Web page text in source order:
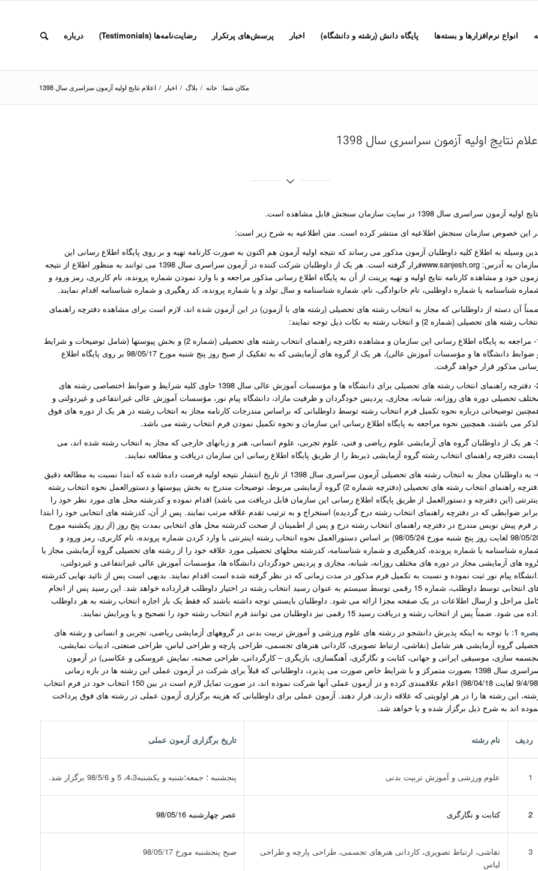
انواع نرم‌افزارها و بسته‌ها پایگاه دانش (رشته و دانشگاه) اخبار پرسش‌های پرتکرار رضایت‌نامه‌ها (Testimonials) درباره
مکان شما: خانه / بلاگ / اخبار / اعلام نتایج اولیه آزمون سراسری سال 1398
نتایج اولیه آزمون سراسری سال 1398
اولیه آزمون سراسری سال 1398 در سایت سازمان سنجش قابل مشاهده است.
این خصوص سازمان سنجش اطلاعیه ای منتشر کرده است. متن اطلاعیه به شرح زیر است:
وسیله به اطلاع کلیه داوطلبان آزمون مذکور می رساند که نتیجه اولیه آزمون هم اکنون به صورت کارنامه تهیه و بر روی پایگاه اطلاع رسانی این
به آدرس: www.sanjesh.org
قرار گرفته است. هر یک از داوطلبان شرکت کننده در آزمون سراسری سال 1398 می توانند به منظور اطلاع از نتیجه
خود و مشاهده کارنامه نتایج اولیه و تهیه پرینت از آن به پایگاه اطلاع رسانی مذکور مراجعه و با وارد نمودن شماره پرونده، نام کاربری، رمز ورود و
شناسنامه یا شماره داوطلبی، نام خانوادگی، نام، شماره شناسنامه و سال تولد و یا شماره پرونده، کد رهگیری و شماره شناسنامه اقدام نمایند.
آن دسته از داوطلبانی که مجاز به انتخاب رشته های تحصیلی (رشته های با آزمون) در این آزمون شده اند، لازم است برای مشاهده دفترچه راهنمای
رشته های تحصیلی (شماره 2) و انتخاب رشته به نکات ذیل توجه نمایند:
1- مراجعه به پایگاه اطلاع رسانی این سازمان و مشاهده دفترچه راهنمای انتخاب رشته های تحصیلی (شماره 2) و بخش پیوستها (شامل توضیحات و شرایط
و ضوابط دانشگاه ها و مؤسسات آموزش عالی)، هر یک از گروه های آزمایشی که به تفکیک از صبح روز پنج شنبه مورخ 98/05/17 بر روی پایگاه اطلاع
مذکور قرار خواهد گرفت.
2- دفترچه راهنمای انتخاب رشته های تحصیلی برای دانشگاه ها و مؤسسات آموزش عالی سال 1398 حاوی کلیه شرایط و ضوابط اختصاصی رشته های
تحصیلی دوره های روزانه، شبانه، مجازی، پردیس خودگردان و ظرفیت مازاد، دانشگاه پیام نور، مؤسسات آموزش عالی غیرانتفاعی و غیردولتی و
توضیحاتی درباره نحوه تکمیل فرم انتخاب رشته توسط داوطلبانی که براساس مندرجات کارنامه مجاز به انتخاب رشته در هر یک از دوره های فوق
می باشند، همچنین نحوه مراجعه به پایگاه اطلاع رسانی این سازمان و نحوه تکمیل نمودن فرم انتخاب رشته می باشد.
3- هر یک از داوطلبان گروه های آزمایشی علوم ریاضی و فنی، علوم تجربی، علوم انسانی، هنر و زبانهای خارجی که مجاز به انتخاب رشته شده اند، می
دفترچه راهنمای انتخاب رشته گروه آزمایشی ذیربط را از طریق پایگاه اطلاع رسانی این سازمان دریافت و مطالعه نمایند.
4- به داوطلبان مجاز به انتخاب رشته های تحصیلی آزمون سراسری سال 1398 از تاریخ انتشار نتیجه اولیه فرصت داده شده که ابتدا نسبت به مطالعه دقیق
دفترچه راهنمای انتخاب رشته های تحصیلی (دفترچه شماره 2) گروه آزمایشی مربوط، توضیحات مندرج به بخش پیوستها و دستورالعمل نحوه انتخاب رشته
(این دفترچه و دستورالعمل از طریق پایگاه اطلاع رسانی این سازمان قابل دریافت می باشد) اقدام نموده و کدرشته محل های مورد نظر خود را
ضوابطی که در دفترچه راهنمای انتخاب رشته درج گردیده) استخراج و به ترتیب تقدم علاقه مرتب نمایند. پس از آن، کدرشته های انتخابی خود را ابتدا
فرم پیش نویس مندرج در دفترچه راهنمای انتخاب رشته درج و پس از اطمینان از صحت کدرشته محل های انتخابی بمدت پنج روز (از روز یکشنبه مورخ
98/05/20 لغایت روز پنج شنبه مورخ 98/05/24) بر اساس دستورالعمل نحوه انتخاب رشته اینترنتی با وارد کردن شماره پرونده، نام کاربری، رمز ورود و
شناسنامه یا شماره پرونده، کدرهگیری و شماره شناسنامه، کدرشته محلهای تحصیلی مورد علاقه خود را از رشته های تحصیلی گروه آزمایشی مجاز یا
های آزمایشی مجاز در دوره های مختلف روزانه، شبانه، مجازی و پردیس خودگردان دانشگاه ها، مؤسسات آموزش عالی غیرانتفاعی و غیردولتی،
پیام نور ثبت نموده و نسبت به تکمیل فرم مذکور در مدت زمانی که در نظر گرفته شده است اقدام نمایند. بدیهی است پس از تائید نهایی کدرشته
های انتخابی توسط داوطلب، شماره 15 رقمی توسط سیستم به عنوان رسید انتخاب رشته در اختیار داوطلب قرارداده خواهد شد. این رسید پس از انجام
مراحل و ارسال اطلاعات در یک صفحه مجزا ارائه می شود. داوطلبان بایستی توجه داشته باشند که فقط یک بار اجازه انتخاب رشته به هر داوطلب
می شود. ضمناً پس از انتخاب رشته و دریافت رسید 15 رقمی نیز داوطلبان می توانند فرم انتخاب رشته خود را تصحیح و یا ویرایش نمایند.
1:
با توجه به اینکه پذیرش دانشجو در رشته های علوم ورزشی و آموزش تربیت بدنی در گروههای آزمایشی ریاضی، تجربی و انسانی و رشته های
گروه آزمایشی هنر شامل (نقاشی، ارتباط تصویری، کاردانی هنرهای تجسمی، طراحی پارچه و طراحی لباس، طراحی صنعتی، ادبیات نمایشی،
سازی، موسیقی ایرانی و جهانی، کتابت و نگارگری، آهنگسازی، بازیگری – کارگردانی، طراحی صحنه، نمایش عروسکی و عکاسی) در آزمون
سراسری سال 1398 بصورت متمرکز و با شرایط خاص صورت می پذیرد، داوطلبانی که قبلاً برای شرکت در آزمون عملی این رشته ها در بازه زمانی
(9/4/98 لغایت 98/04/18) اعلام علاقمندی کرده و در آزمون عملی آنها شرکت نموده اند، در صورت تمایل لازم است در بین 150 انتخاب خود در فرم انتخاب
این رشته ها را در هر اولویتی که علاقه دارند، قرار دهند. آزمون عملی برای داوطلبانی که هزینه برگزاری آزمون عملی در رشته های فوق پرداخت
اند به شرح ذیل برگزار شده و یا خواهد شد.
ردیف نام رشته تاریخ برگزاری آزمون عملی
1 علوم ورزشی و آموزش تربیت بدنی پنجشنبه ؛ جمعه؛شنبه و یکشنبه4،3، 5 و 98/5/6 برگزار شد.
2 کتابت و نگارگری عصر چهارشنبه 98/05/16
3
نقاشی، ارتباط تصویری، کاردانی هنرهای تجسمی، طراحی پارچه و طراحی
لباس
صبح پنجشنبه مورخ 98/05/17